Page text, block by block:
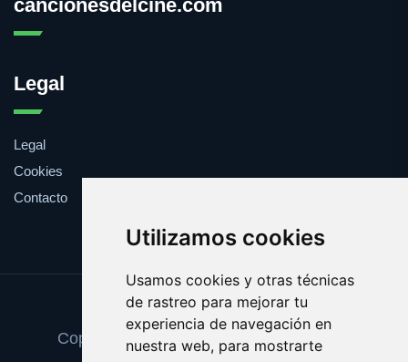
Utilizamos cookies
Usamos cookies y otras técnicas
de rastreo para mejorar tu
experiencia de navegación en
nuestra web, para mostrarte
cancionesdelcine.com
Legal
Legal
Cookies
Contacto
Update cookies preferences
Copyright © 2025 cancionesdelcine.com